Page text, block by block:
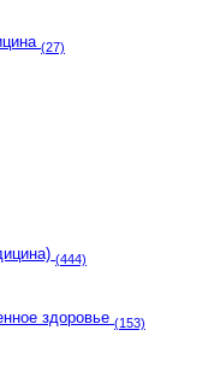
(27)
(444)
здоровье (153)